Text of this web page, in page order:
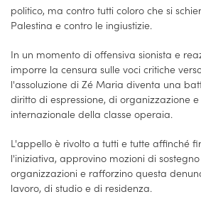
politico, ma contro tutti coloro che si
Palestina e contro le ingiustizie.
In un momento di offensiva sionista e
imporre la censura sulle voci critiche
l'assoluzione di Zé Maria diventa una
diritto di espressione, di organizzazione
internazionale della classe operaia.
L'appello è rivolto a tutti e tutte affinché
l'iniziativa, approvino mozioni di
organizzazioni e rafforzino questa
lavoro, di studio e di residenza.